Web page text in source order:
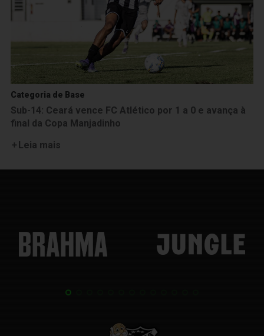
Categoria de Base
Sub-14: Ceará vence FC Atlético por 1 a 0 e avança à
final da Copa Manjadinho
Leia mais